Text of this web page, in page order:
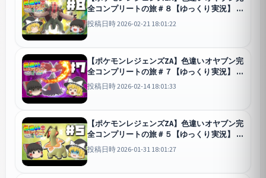
全コンプリートの旅＃８【ゆっくり実況】
Pokémon LE
投稿日時 2026-02-21 18:01:22
【ポケモンレジェンズZA】色違いオヤブン完
全コンプリートの旅＃７【ゆっくり実況】
Pokémon LE
投稿日時 2026-02-14 18:01:33
【ポケモンレジェンズZA】色違いオヤブン完
全コンプリートの旅＃５【ゆっくり実況】
Pokémon LE
投稿日時 2026-01-31 18:01:27